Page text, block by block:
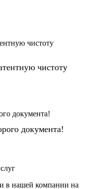
чистоту
документа!
в нашей компании на